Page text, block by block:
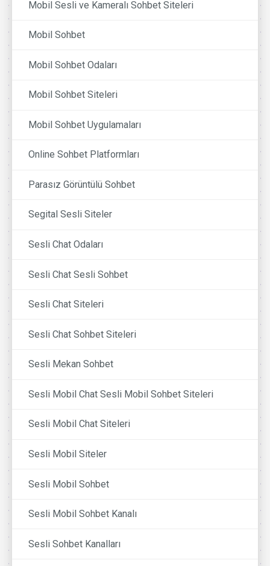
Mobil Sesli ve Kameralı Sohbet Siteleri
Mobil Sohbet
Mobil Sohbet Odaları
Mobil Sohbet Siteleri
Mobil Sohbet Uygulamaları
Online Sohbet Platformları
Parasız Görüntülü Sohbet
Segital Sesli Siteler
Sesli Chat Odaları
Sesli Chat Sesli Sohbet
Sesli Chat Siteleri
Sesli Chat Sohbet Siteleri
Sesli Mekan Sohbet
Sesli Mobil Chat Sesli Mobil Sohbet Siteleri
Sesli Mobil Chat Siteleri
Sesli Mobil Siteler
Sesli Mobil Sohbet
Sesli Mobil Sohbet Kanalı
Sesli Sohbet Kanalları